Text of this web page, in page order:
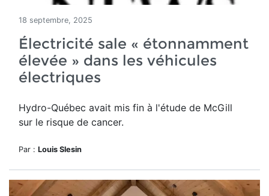
18 septembre, 2025
Électricité sale « étonnamment
élevée » dans les véhicules
électriques
Hydro-Québec avait mis fin à l'étude de McGill
sur le risque de cancer.
Par : Louis Slesin